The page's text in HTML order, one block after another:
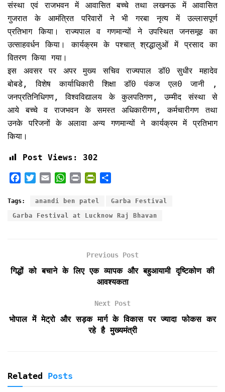
संस्था एवं राजभवन में आवासित बच्चे तथा लखनऊ में आवासित
गुजरात के आमंत्रित परिवारों ने भी गरबा नृत्य में उल्लासपूर्ण
प्रतिभाग किया। राज्यपाल व गणमान्यों ने उपस्थित जनसमूह का
उत्साहवर्धन किया। कार्यक्रम के पश्चात् श्रद्धालुओं में प्रसाद का
वितरण किया गया।
इस अवसर पर अपर मुख्य सचिव राज्यपाल डॉ0 सुधीर महादेव
बोबडे, विशेष कार्याधिकारी शिक्षा डॉ0 पंकज एल0 जानी ,
जनप्रतिनिधिगण, विश्वविद्यालय के कुलपतिगण, उम्मीद संस्था से
आये बच्चे व राजभवन के समस्त अधिकारीगण, कर्मचारीगण तथा
उनके परिजनों के अलावा अन्य गणमान्यों ने कार्यक्रम में प्रतिभाग
किया।
Post Views: 302
c
e
i
t
a
i
a
t
i
n
i
n
i
e
n
l
a
Tags: anandi ben patel Garba Festival
Garba Festival at Lucknow Raj Bhavan
Previous Post
गिद्धों को बचाने के लिए एक व्यापक और बहुआयामी दृष्टिकोण की
आवश्यकता
Next Post
भोपाल में मेट्रो और सड़क मार्ग के विकास पर ज्यादा फोकस कर
रहे है मुख्यमंत्री
Related Posts